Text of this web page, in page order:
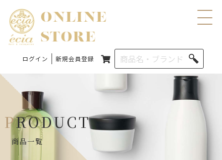
ログイン 新規会員登録
PRODUCT
商品一覧